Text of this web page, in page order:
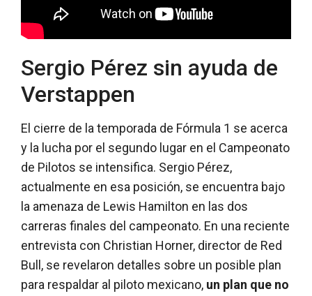
Sergio Pérez sin ayuda de
Verstappen
El cierre de la temporada de Fórmula 1 se acerca
y la lucha por el segundo lugar en el Campeonato
de Pilotos se intensifica. Sergio Pérez,
actualmente en esa posición, se encuentra bajo
la amenaza de Lewis Hamilton en las dos
carreras finales del campeonato. En una reciente
entrevista con Christian Horner, director de Red
Bull, se revelaron detalles sobre un posible plan
para respaldar al piloto mexicano, un plan que no